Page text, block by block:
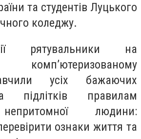
та студентів Луцького
коледжу.
рятувальники на
комп’ютеризованому
усіх бажаючих
підлітків правилам
людини:
ознаки життя та